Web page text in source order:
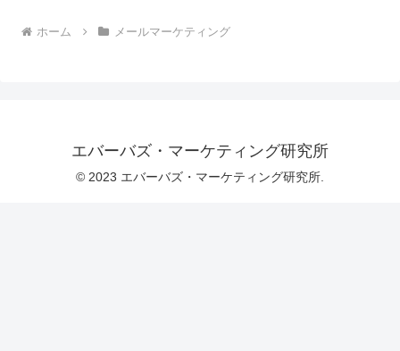
ホーム メールマーケティング
エバーバズ・マーケティング研究所
© 2023 エバーバズ・マーケティング研究所.